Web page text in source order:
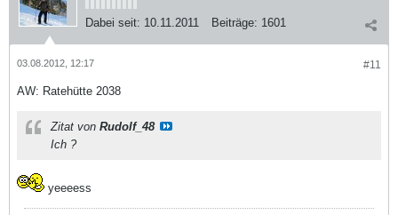
Dabei seit: 10.11.2011 Beiträge: 1601
#11
03.08.2012, 12:17
AW: Ratehütte 2038
Zitat von Rudolf_48
Ich ?
yeeeess